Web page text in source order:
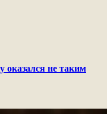
оказался не таким